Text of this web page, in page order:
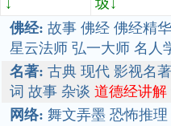
↓
圾↓
佛经: 故事 佛经 佛经精华
星云法师 弘一大师 名人
名著: 古典 现代 影视名著
词 故事 杂谈 道德经讲解
网络: 舞文弄墨 恐怖推理